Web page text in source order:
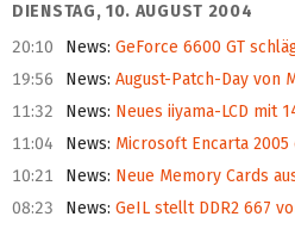
DIENSTAG, 10. AUGUST 2004
20:10
News: GeForce 6600 GT
19:56 News: August-Patch-Day von
11:32
News: Neues iiyama-LCD mit
11:04 News: Microsoft Encarta
10:21 News: Neue Memory Cards
08:23 News: GeIL stellt DDR2 667